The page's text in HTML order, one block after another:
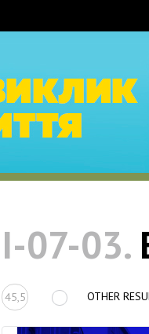
I-07-03.
45,5 OTHER